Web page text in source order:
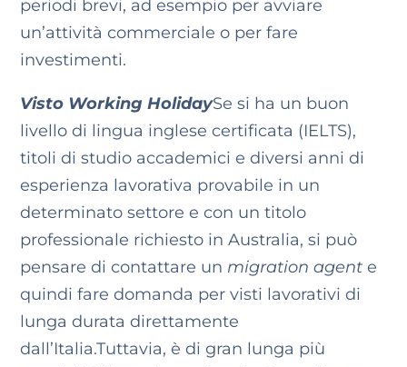
periodi brevi, ad esempio per avviare
un’attività commerciale o per fare
investimenti.
Visto Working HolidaySe si ha un buon
livello di lingua inglese certificata (IELTS),
titoli di studio accademici e diversi anni di
esperienza lavorativa provabile in un
determinato settore e con un titolo
professionale richiesto in Australia, si può
pensare di contattare un migration agent e
quindi fare domanda per visti lavorativi di
lunga durata direttamente
dall’Italia.Tuttavia, è di gran lunga più